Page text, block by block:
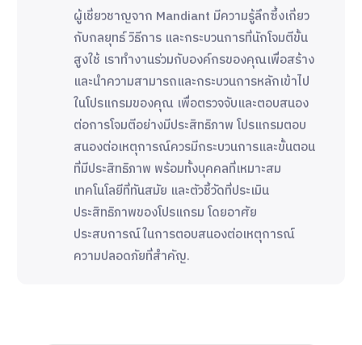
ผู้เชี่ยวชาญจาก Mandiant มีความรู้ลึกซึ้งเกี่ยว
กับกลยุทธ์ วิธีการ และกระบวนการที่นักโจมตีขั้น
สูงใช้ เราทำงานร่วมกับองค์กรของคุณเพื่อสร้าง
และนำความสามารถและกระบวนการหลักเข้าไป
ในโปรแกรมของคุณ เพื่อตรวจจับและตอบสนอง
ต่อการโจมตีอย่างมีประสิทธิภาพ โปรแกรมตอบ
สนองต่อเหตุการณ์ควรมีกระบวนการและขั้นตอน
ที่มีประสิทธิภาพ พร้อมทั้งบุคคลที่เหมาะสม
เทคโนโลยีที่ทันสมัย และตัวชี้วัดที่ประเมิน
ประสิทธิภาพของโปรแกรม โดยอาศัย
ประสบการณ์ในการตอบสนองต่อเหตุการณ์
ความปลอดภัยที่สำคัญ.